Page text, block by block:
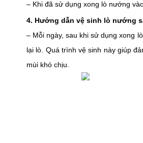
– Khi đã sử dụng xong lò nướng
4. Hướng dẫn vệ sinh lò nướng
– Mỗi ngày, sau khi sử dụng xong
lại lò. Quá trình vệ sinh này giúp
mùi khó chịu.